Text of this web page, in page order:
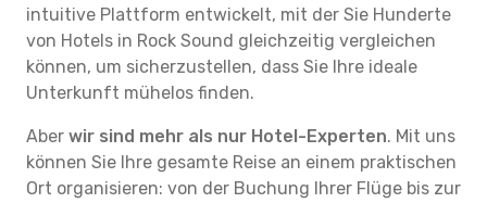
intuitive Plattform entwickelt, mit der Sie Hunderte
von Hotels in Rock Sound gleichzeitig vergleichen
können, um sicherzustellen, dass Sie Ihre ideale
Unterkunft mühelos finden.
Aber wir sind mehr als nur Hotel-Experten. Mit uns
können Sie Ihre gesamte Reise an einem praktischen
Ort organisieren: von der Buchung Ihrer Flüge bis zur